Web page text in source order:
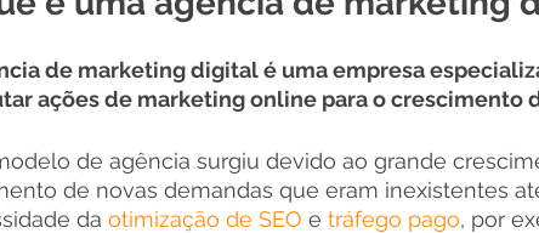
de marketing digital é uma empresa
ações de marketing online para o crescimento
de agência surgiu devido ao grande
de novas demandas que eram inexistentes
da otimização de SEO e tráfego pago, por